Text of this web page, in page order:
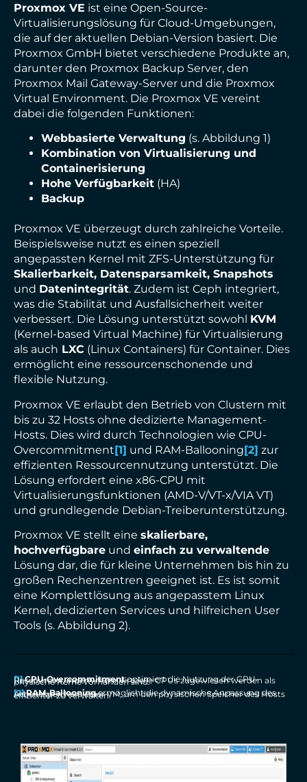
Proxmox VE ist eine Open-Source-
Virtualisierungslösung für Cloud-Umgebungen,
die auf der aktuellen Debian-Version basiert. Die
Proxmox GmbH bietet verschiedene Produkte an,
darunter den Proxmox Backup Server, den
Proxmox Mail Gateway-Server und die Proxmox
Virtual Environment. Die Proxmox VE vereint
dabei die folgenden Funktionen:
Webbasierte Verwaltung (s. Abbildung 1)
Kombination von Virtualisierung und
Containerisierung
Hohe Verfügbarkeit (HA)
Backup
Proxmox VE überzeugt durch zahlreiche Vorteile.
Beispielsweise nutzt es einen speziell
angepassten Kernel mit ZFS-Unterstützung für
Skalierbarkeit, Datensparsamkeit, Snapshots
und Datenintegrität. Zudem ist Ceph integriert,
was die Stabilität und Ausfallsicherheit weiter
verbessert. Die Lösung unterstützt sowohl KVM
(Kernel-based Virtual Machine) für Virtualisierung
als auch LXC (Linux Containers) für Container. Dies
ermöglicht eine ressourcenschonende und
flexible Nutzung.
Proxmox VE erlaubt den Betrieb von Clustern mit
bis zu 32 Hosts ohne dedizierte Management-
Hosts. Dies wird durch Technologien wie CPU-
Overcommitment[1] und RAM-Ballooning[2] zur
effizienten Ressourcennutzung unterstützt. Die
Lösung erfordert eine x86-CPU mit
Virtualisierungsfunktionen (AMD-V/VT-x/VIA VT)
und grundlegende Debian-Treiberunterstützung.
Proxmox VE stellt eine skalierbare,
hochverfügbare und einfach zu verwaltende
Lösung dar, die für kleine Unternehmen bis hin zu
großen Rechenzentren geeignet ist. Es ist somit
eine Komplettlösung aus angepasstem Linux
Kernel, dedizierten Services und hilfreichen User
Tools (s. Abbildung 2).
[1] CPU-Overcommitment
optimiert die Nutzung der CPU-Ressourcen, indem mehr virtuelle CPUs zugewiesen werden als physische Kerne vorhanden sind.
[2] RAM-Ballooning
ermöglicht die dynamische Anpassung des Arbeitsspeichers einer VM, um den physischen Speicher des Hosts effizienter zu verwalten.